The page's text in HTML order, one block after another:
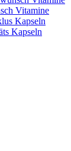
Vitamine
Kapseln
Kapseln